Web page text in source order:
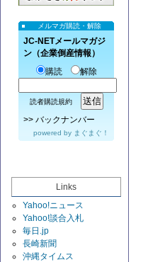
メルマガ購読・解除
JC-NETメールマガジ
ン（企業倒産情報）
購読
解除
読者購読規約
>> バックナンバー
powered by まぐまぐ！
Links
Yahoo!ニュース
Yahoo!談合入札
毎日.jp
長崎新聞
沖縄タイムス